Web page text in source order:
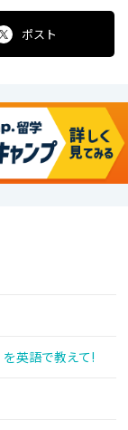
ポスト
英語で教えて!